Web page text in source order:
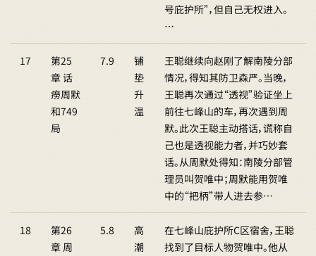
号庇护所”，但自己无权进入。
…
17
第25
章 话
痨周默
和749
局
7.9
铺
垫
升
温
王聪继续向赵刚了解南陵分部
情况，得知其防卫森严。当晚，
王聪再次通过“透视”验证坐上
前往七峰山的车，再次遇到周
默。此次王聪主动搭话，谎称自
己也是透视能力者，并巧妙套
话。从周默处得知：南陵分部管
理员叫贺唯中；周默能用贺唯
中的“把柄”带人进去参…
18
第26
章 周
5.8
高
潮
在七峰山庇护所C区宿舍，王聪
找到了目标人物贺唯中。他从